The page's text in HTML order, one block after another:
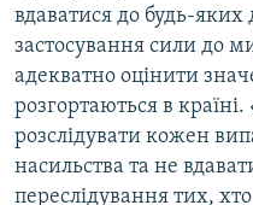
вдаватися до будь-яких
застосування сили до
адекватно оцінити
розгортаються в
розслідувати кожен
насильства та не
переслідування тих,